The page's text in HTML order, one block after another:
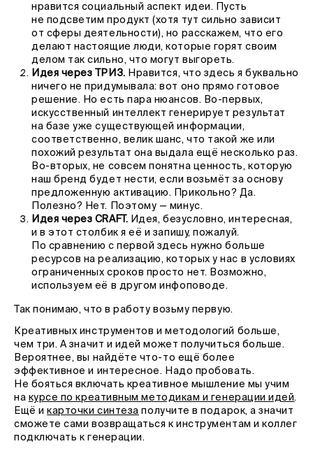
нравится социальный аспект идеи. Пусть
не подсветим продукт (хотя тут сильно зависит
от сферы деятельности), но расскажем, что его
делают настоящие люди, которые горят своим
делом так сильно, что могут выгореть.
Идея через ТРИЗ. Нравится, что здесь я буквально
ничего не придумывала: вот оно прямо готовое
решение. Но есть пара нюансов. Во-первых,
искусственный интеллект генерирует результат
на базе уже существующей информации,
соответственно, велик шанс, что такой же или
похожий результат она выдала ещё несколько раз.
Во-вторых, не совсем понятна ценность, которую
наш бренд будет нести, если возьмёт за основу
предложенную активацию. Прикольно? Да.
Полезно? Нет. Поэтому — минус.
Идея через CRAFT. Идея, безусловно, интересная,
и в этот столбик я её и запишу, пожалуй.
По сравнению с первой здесь нужно больше
ресурсов на реализацию, которых у нас в условиях
ограниченных сроков просто нет. Возможно,
используем её в другом инфоповоде.
Так понимаю, что в работу возьму первую.
Креативных инструментов и методологий больше,
чем три. А значит и идей может получиться больше.
Вероятнее, вы найдёте что-то ещё более
эффективное и интересное. Надо пробовать.
Не бояться включать креативное мышление мы учим
на курсе по креативным методикам и генерации идей.
Ещё икарточки синтеза получите в подарок, а значит
сможете сами возвращаться к инструментам и коллег
подключать к генерации.